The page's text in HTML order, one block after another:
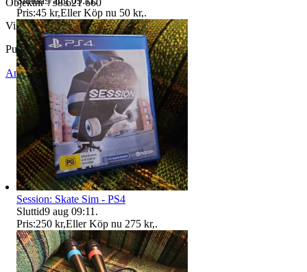
Objektnr 738 621 660
Visningar 101
Publicerad 1 jul 10:26
Anmäl Sälj liknande
Pris:45 kr,Eller Köp nu 50 kr,.
Session: Skate Sim - PS4
Sluttid9 aug 09:11 .
Pris:250 kr,Eller Köp nu 275 kr,.